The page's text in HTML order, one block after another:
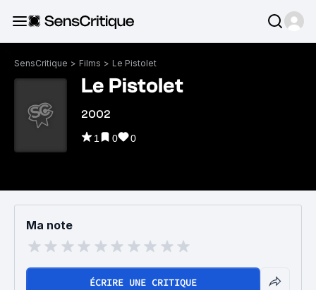
SensCritique > Films > Le Pistolet
Le Pistolet
2002
1 0 0
Ma note
ÉCRIRE UNE CRITIQUE